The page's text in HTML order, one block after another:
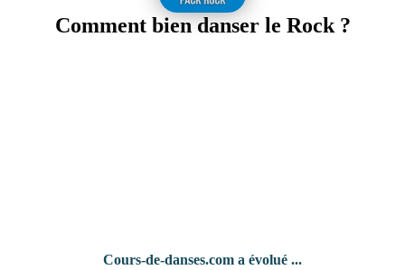
Comment bien danser le Rock ?
Cours-de-danses.com a évolué ...